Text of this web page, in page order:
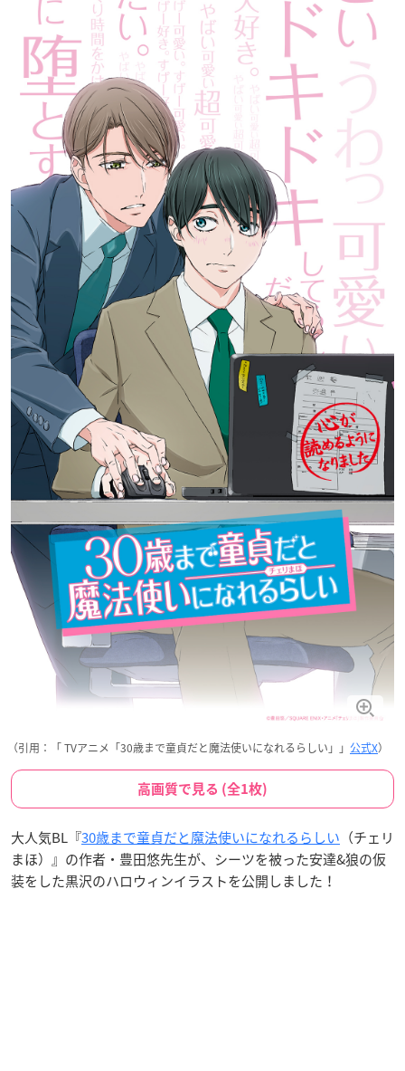
（引用：「 TVアニメ「30歳まで童貞だと魔法使いになれるらしい」」 公式X）
高画質で見る (全1枚)
大人気BL『30歳まで童貞だと魔法使いになれるらしい （チェリ
まほ）』の作者・豊田悠先生が、シーツを被った安達&狼の仮
装をした黒沢のハロウィンイラストを公開しました！